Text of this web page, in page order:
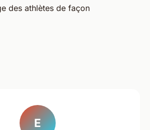
des athlètes de façon
E